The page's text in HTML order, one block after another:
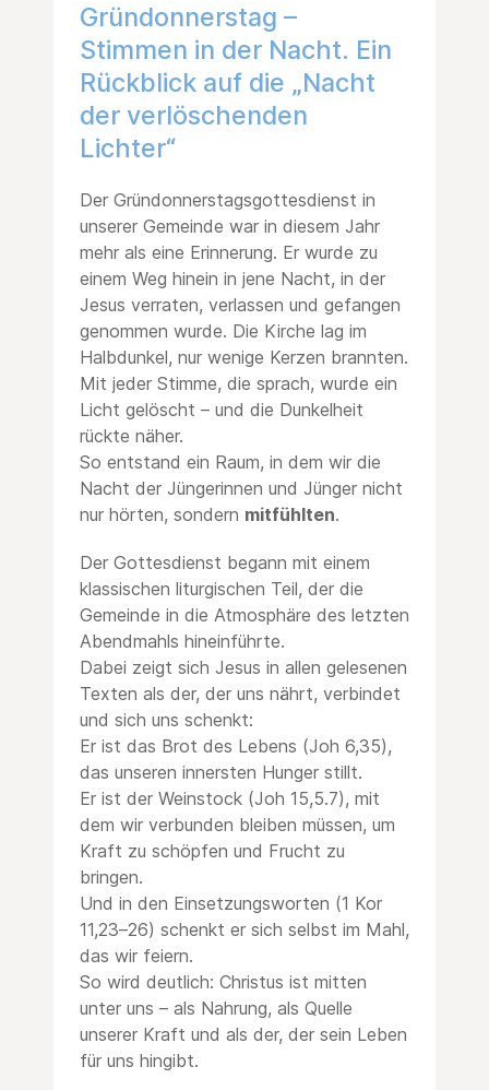
Gründonnerstag –
Stimmen in der Nacht. Ein
Rückblick auf die „Nacht
der verlöschenden
Lichter“
Der Gründonnerstagsgottesdienst in
unserer Gemeinde war in diesem Jahr
mehr als eine Erinnerung. Er wurde zu
einem Weg hinein in jene Nacht, in der
Jesus verraten, verlassen und gefangen
genommen wurde. Die Kirche lag im
Halbdunkel, nur wenige Kerzen brannten.
Mit jeder Stimme, die sprach, wurde ein
Licht gelöscht – und die Dunkelheit
rückte näher.
So entstand ein Raum, in dem wir die
Nacht der Jüngerinnen und Jünger nicht
nur hörten, sondern mitfühlten.
Der Gottesdienst begann mit einem
klassischen liturgischen Teil, der die
Gemeinde in die Atmosphäre des letzten
Abendmahls hineinführte.
Dabei zeigt sich Jesus in allen gelesenen
Texten als der, der uns nährt, verbindet
und sich uns schenkt:
Er ist das Brot des Lebens (Joh 6,35),
das unseren innersten Hunger stillt.
Er ist der Weinstock (Joh 15,5.7), mit
dem wir verbunden bleiben müssen, um
Kraft zu schöpfen und Frucht zu
bringen.
Und in den Einsetzungsworten (1 Kor
11,23–26) schenkt er sich selbst im Mahl,
das wir feiern.
So wird deutlich: Christus ist mitten
unter uns – als Nahrung, als Quelle
unserer Kraft und als der, der sein Leben
für uns hingibt.